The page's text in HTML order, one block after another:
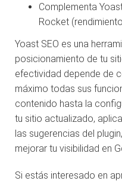
Complementa
Rocket
Yoast SEO es una
posicionamiento de tu
efectividad depende de
máximo todas sus
contenido hasta la
tu sitio actualizado,
las sugerencias del
mejorar tu visibilidad en
Si estás interesado en